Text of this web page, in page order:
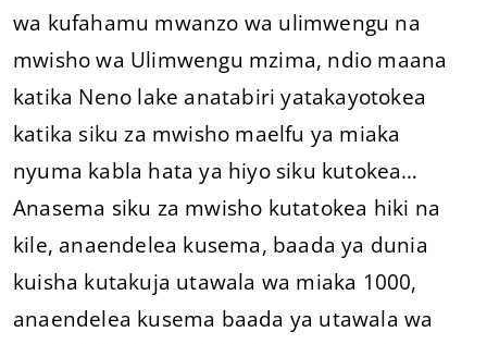
wa kufahamu mwanzo wa ulimwengu na
mwisho wa Ulimwengu mzima, ndio maana
katika Neno lake anatabiri yatakayotokea
katika siku za mwisho maelfu ya miaka
nyuma kabla hata ya hiyo siku kutokea…
Anasema siku za mwisho kutatokea hiki na
kile, anaendelea kusema, baada ya dunia
kuisha kutakuja utawala wa miaka 1000,
anaendelea kusema baada ya utawala wa